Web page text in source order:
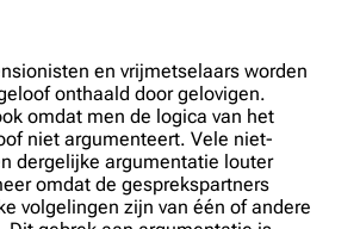
en vrijmetselaars worden
onthaald door gelovigen.
omdat men de logica van het
niet argumenteert. Vele niet-
dergelijke argumentatie louter
omdat de gesprekspartners
volgelingen zijn van één of andere